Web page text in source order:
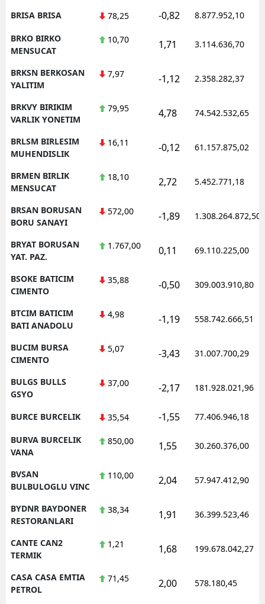
BRISA BRISA 78,25 -0,82 8.877.952,10
BRKO BIRKO
MENSUCAT
10,70 1,71 3.114.636,70
BRKSN BERKOSAN
YALITIM
7,97 -1,12 2.358.282,37
BRKVY BIRIKIM
VARLIK YONETIM
79,95 4,78 74.542.532,65
BRLSM BIRLESIM
MUHENDISLIK
16,11 -0,12 61.157.875,02
BRMEN BIRLIK
MENSUCAT
18,10 2,72 5.452.771,18
BRSAN BORUSAN
BORU SANAYI
572,00 -1,89 1.308.264.872,50
BRYAT BORUSAN
YAT. PAZ.
1.767,00 0,11 69.110.225,00
BSOKE BATICIM
CIMENTO
35,88 -0,50 309.003.910,80
BTCIM BATICIM
BATI ANADOLU
4,98 -1,19 558.742.666,51
BUCIM BURSA
CIMENTO
5,07 -3,43 31.007.700,29
BULGS BULLS
GSYO
37,00 -2,17 181.928.021,96
BURCE BURCELIK 35,54 -1,55 77.406.946,18
BURVA BURCELIK
VANA
850,00 1,55 30.260.376,00
BVSAN
BULBULOGLU VINC
110,00 2,04 57.947.412,90
BYDNR BAYDONER
RESTORANLARI
38,34 1,91 36.399.523,46
CANTE CAN2
TERMIK
1,21 1,68 199.678.042,27
CASA CASA EMTIA
PETROL
71,45 2,00 578.180,45